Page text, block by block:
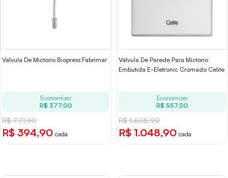
Válvula De Mictório Biopress Fabrimar
Economize:
R$ 377,00
R$ 771,90
R$ 394,90 cada
Válvula De Parede Para Mictório
Embutida E-Eletronic Cromado Celite
Economize:
R$ 557,00
R$ 1.605,90
R$ 1.048,90 cada